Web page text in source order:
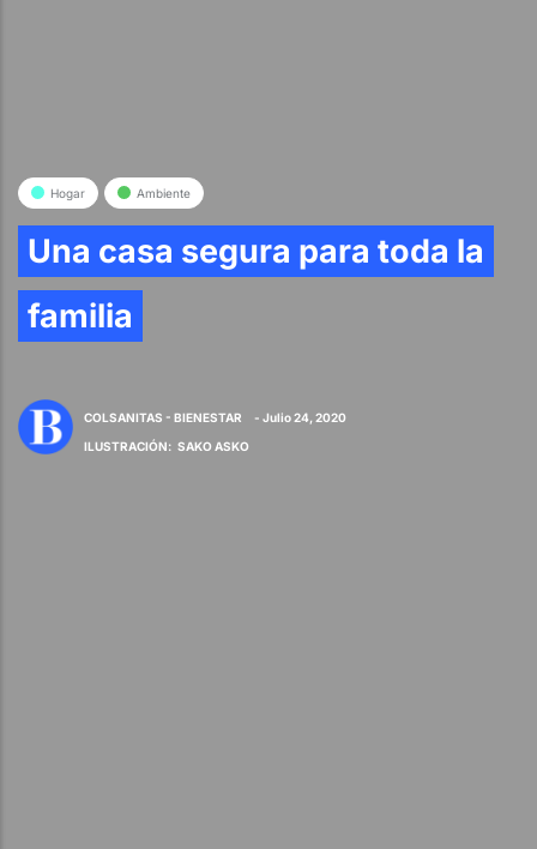
Hogar Ambiente
Una casa segura para toda la
familia
COLSANITAS - BIENESTAR
- Julio 24, 2020
ILUSTRACIÓN: SAKO ASKO